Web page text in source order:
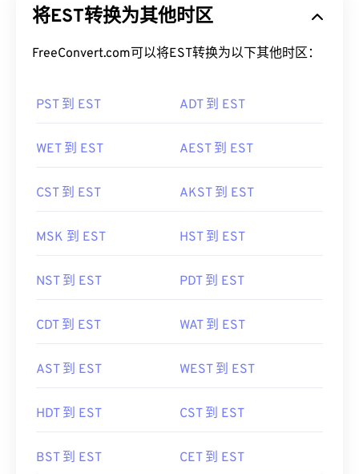
将EST转换为其他时区
FreeConvert.com可以将EST转换为以下其他时区：
PST 到 EST ADT 到 EST
WET 到 EST AEST 到 EST
CST 到 EST AKST 到 EST
MSK 到 EST HST 到 EST
NST 到 EST PDT 到 EST
CDT 到 EST WAT 到 EST
AST 到 EST WEST 到 EST
HDT 到 EST CST 到 EST
BST 到 EST CET 到 EST